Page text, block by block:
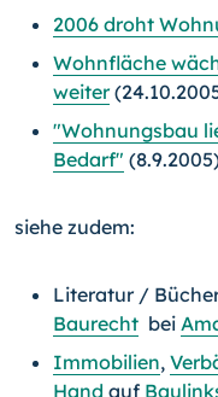
2006 droht
Wohnfläche
weiter
"Wohnungsbau
Bedarf"
siehe zudem:
Literatur /
Baurecht bei
Immobilien,
Hand auf